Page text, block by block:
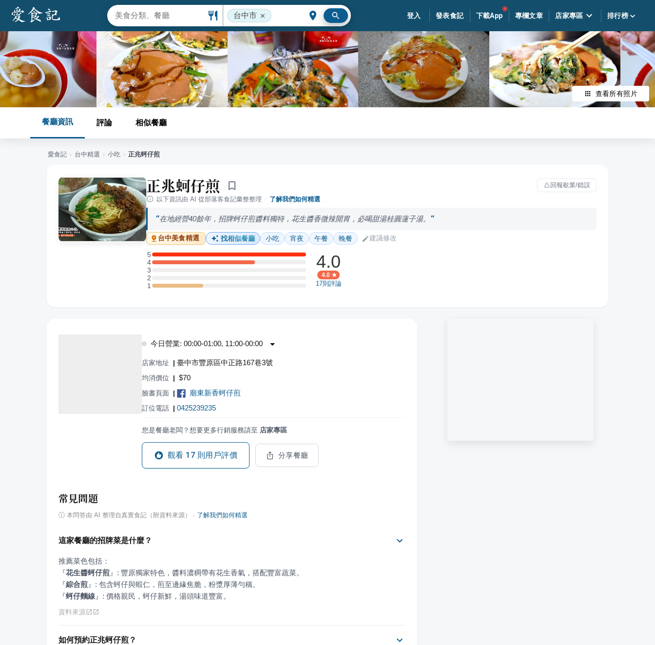
台中市 登入 發表食記 下載App 專欄文章 店家專區 排行榜
查看所有照片
餐廳資訊 評論 相似餐廳
愛食記 › 台中精選 › 小吃 › 正兆蚵仔煎
正兆蚵仔煎
回報歇業/錯誤
以下資訊由 AI 從部落客食記彙整整理 · 了解我們如何精選
在地經營40餘年，招牌蚵仔煎醬料獨特，花生醬香微辣開胃，必喝甜湯桂圓蓮子湯。
台中美食精選 找相似餐廳 小吃 宵夜 午餐 晚餐 建議修改
5
5 星：3 則評論
4
4 星：2 則評論
3
3 星：0 則評論
2
2 星：0 則評論
11 星：1 則評論
4.0
4.0
17則評論
今日營業: 00:00-01:00, 11:00-00:00
店家地址 | 臺中市豐原區中正路167巷3號
均消價位 | $70
臉書頁面 | 廟東新香蚵仔煎
訂位電話 | 0425239235
您是餐廳老闆？想要更多行銷服務請至 店家專區
觀看 17 則用戶評價 分享餐廳
常見問題
ⓘ 本問答由 AI 整理自真實食記（附資料來源） · 了解我們如何精選
這家餐廳的招牌菜是什麼？
『花生醬蚵仔煎 』
『綜合煎 』
『蚵仔麵線 』 : 價格親民，蚵仔新鮮，湯頭味道豐富。
資料來源
如何預約正兆蚵仔煎？